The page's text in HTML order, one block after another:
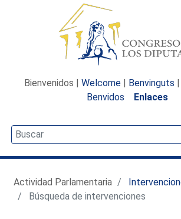
Bienvenidos | Welcome | Benvinguts |
Benvidos
Enlaces
Actividad Parlamentaria
Búsqueda de intervenciones